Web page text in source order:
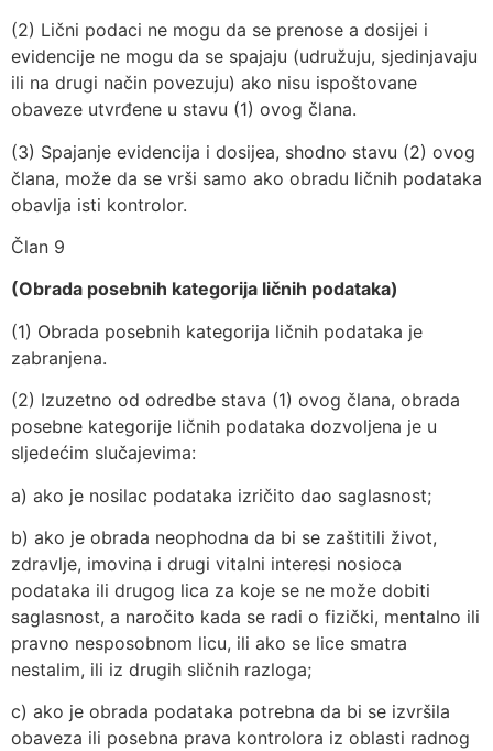
(2) Lični podaci ne mogu da se prenose a dosijei i
evidencije ne mogu da se spajaju (udružuju, sjedinjavaju
ili na drugi način povezuju) ako nisu ispoštovane
obaveze utvrđene u stavu (1) ovog člana.
(3) Spajanje evidencija i dosijea, shodno stavu (2) ovog
člana, može da se vrši samo ako obradu ličnih podataka
obavlja isti kontrolor.
Član 9
(Obrada posebnih kategorija ličnih podataka)
(1) Obrada posebnih kategorija ličnih podataka je
zabranjena.
(2) Izuzetno od odredbe stava (1) ovog člana, obrada
posebne kategorije ličnih podataka dozvoljena je u
sljedećim slučajevima:
a) ako je nosilac podataka izričito dao saglasnost;
b) ako je obrada neophodna da bi se zaštitili život,
zdravlje, imovina i drugi vitalni interesi nosioca
podataka ili drugog lica za koje se ne može dobiti
saglasnost, a naročito kada se radi o fizički, mentalno ili
pravno nesposobnom licu, ili ako se lice smatra
nestalim, ili iz drugih sličnih razloga;
c) ako je obrada podataka potrebna da bi se izvršila
obaveza ili posebna prava kontrolora iz oblasti radnog